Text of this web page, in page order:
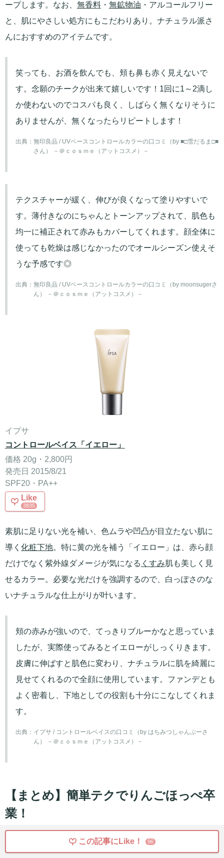
ープします。なお、 無香料・ 無鉱物油 ・アルコールフリー
と、肌にやさしい処方にもこだわりあり。ナチュラル派さ
んにおすすめのアイテムです。
笑っても、お酒を飲んでも、頬も鼻も赤く見えないで
す。念願のチークが出来て嬉しいです！1回に1～2滴し
か使わないのでコスパも良く、しばらく無くなりそうに
ありませんが、無くなったらリピートします！
出典： 無印良品 / UVベースコントロールカラーの口コミ（by ■□雪だるま□■
さん） －＠ｃｏｓｍｅ（アットコスメ）－
テクスチャーが緩く、伸びが良くなって塗りやすいで
す。薄付きなのにちゃんとトーンアップされて、肌色も
均一に補正されて赤みもカバーしてくれます。顔全体に
使っても乾燥は感じなかったのでオールシーズン使えそ
うな予感です◎
出典： 無印良品 / UVベースコントロールカラーの口コミ（by moonsugerさ
ん） －＠ｃｏｓｍｅ（アットコスメ）－
イプサ
コントロールベイス「イエロー」
価格 20g・2,800円
発売日 2015/8/21
SPF20・PA++
Like
3835
素肌に足りない光を補い、色ムラや凹凸が目立たない肌に
導く 化粧下地。特に黄の光を補う「イエロー」は、赤ら顔
だけでなく紫外線ダメージが気になる くすみ 肌も美しく見
せるカラー。必要な光だけを強調するので、白っぽさのな
いナチュラルな仕上がりが叶います。
頬の赤みが強いので、てっきりブルーかなと思っていま
したが、実際使ってみるとイエローがしっくりきます。
皮膚に伸ばすと肌色に変わり、ナチュラルに肌を綺麗に
見せてくれるので全顔に使用しています。ファンデとも
よく密着し、下地としての役割も十分にこなしてくれま
す。
出典： イプサ / コントロールベイスの口コミ（by はちみつしゃんぷーさ
ん） －＠ｃｏｓｍｅ（アットコスメ）－
【まとめ】簡単テクでりんごほっぺ卒
業！
今回ご紹介したアイテムの中には、実際に赤み対策に挑戦
この記事にLike！ 96